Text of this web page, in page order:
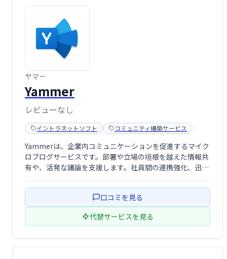
ヤマー
Yammer
レビューなし
イントラネットソフト コミュニティ構築サービス
Yammerは、企業内コミュニケーションを促進するマイク
ロブログサービスです。部署や立場の垣根を越えた情報共
有や、活発な議論を支援します。社員間の連携強化、迅速
を活用し、組織全体のエンゲージメントを高めましょう。
口コミを見る
代替サービスを見る